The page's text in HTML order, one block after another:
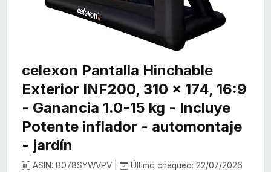
celexon Pantalla Hinchable
Exterior INF200, 310 x 174, 16:9
- Ganancia 1.0-15 kg - Incluye
Potente inflador - automontaje
- jardín
ASIN: B078SYWVPV |
Último chequeo: 22/07/2026